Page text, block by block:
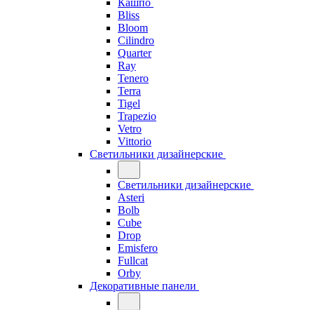
Кашпо
Bliss
Bloom
Cilindro
Quarter
Ray
Tenero
Terra
Tigel
Trapezio
Vetro
Vittorio
Светильники дизайнерские
Светильники дизайнерские
Asteri
Bolb
Cube
Drop
Emisfero
Fullcat
Orby
Декоративные панели